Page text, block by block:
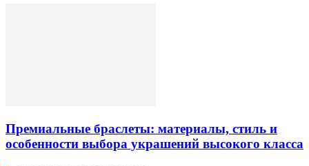
Премиальные браслеты: материалы, стиль и
особенности выбора украшений высокого класса